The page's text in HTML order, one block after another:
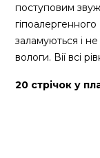
поступовим
заламуються і
вологи. Вії всі
20 стрічок у